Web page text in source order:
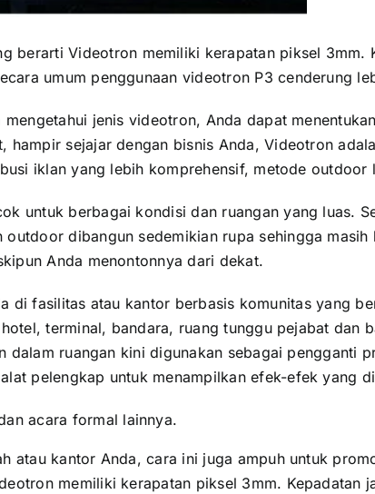
berarti Videotron memiliki kerapatan piksel
umum penggunaan videotron P3 cenderung
jenis videotron, Anda dapat
sejajar dengan bisnis Anda, Videotron
iklan yang lebih komprehensif, metode outdoor
untuk berbagai kondisi dan ruangan yang luas.
dibangun sedemikian rupa sehingga
Anda menontonnya dari dekat.
fasilitas atau kantor berbasis komunitas yang
terminal, bandara, ruang tunggu pejabat dan
ruangan kini digunakan sebagai pengganti
pelengkap untuk menampilkan efek-efek yang
acara formal lainnya.
atau kantor Anda, cara ini juga ampuh untuk
memiliki kerapatan piksel 3mm. Kepadatan